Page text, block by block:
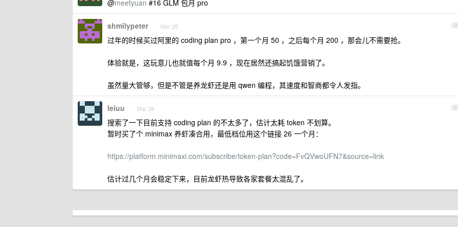
@meetyuan #16 GLM 包月 pro
30
shmilypeter Mar 25
过年的时候买过阿里的 coding plan pro ，第一个月 50 ，之后每个月 200 ，那会儿不需要抢。
体验就是，这玩意儿也就值每个月 9.9 ，现在居然还搞起饥饿营销了。
虽然量大管够，但是不管是养龙虾还是用 qwen 编程，其速度和智商都令人发指。
31
leiuu Mar 26
搜索了一下目前支持 coding plan 的不太多了，估计太耗 token 不划算。
暂时买了个 minimax 养虾凑合用，最低档位用这个链接 26 一个月：
https://platform.minimaxi.com/subscribe/token-plan?code=FvQVwoUFN7&source=link
估计过几个月会稳定下来，目前龙虾热导致各家套餐太混乱了。